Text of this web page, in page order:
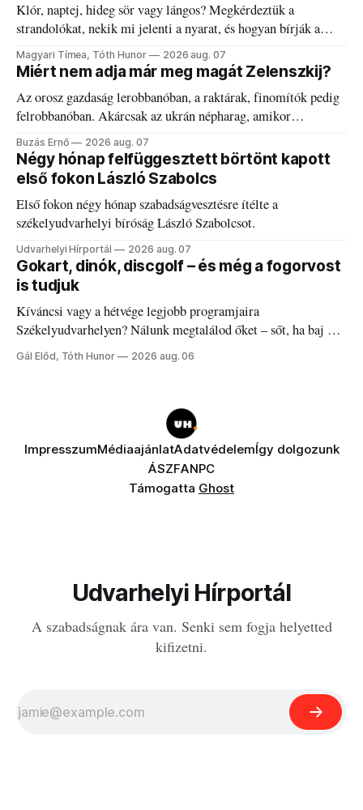
Klór, naptej, hideg sör vagy lángos? Megkérdeztük a
strandolókat, nekik mi jelenti a nyarat, és hogyan bírják a
kánikulát.
Magyari Tímea, Tóth Hunor 2026 aug. 07
Miért nem adja már meg magát Zelenszkij?
Az orosz gazdaság lerobbanóban, a raktárak, finomítók pedig
felrobbanóban. Akárcsak az ukrán népharag, amikor
elégedetlen vezetőivel.
Buzás Ernő 2026 aug. 07
Négy hónap felfüggesztett börtönt kapott
első fokon László Szabolcs
Első fokon négy hónap szabadságvesztésre ítélte a
székelyudvarhelyi bíróság László Szabolcsot.
Udvarhelyi Hírportál 2026 aug. 07
Gokart, dinók, discgolf – és még a fogorvost
is tudjuk
Kíváncsi vagy a hétvége legjobb programjaira
Székelyudvarhelyen? Nálunk megtalálod őket – sőt, ha baj van
a fogaddal, a fogorvosi ügyeletet is!
Gál Előd, Tóth Hunor 2026 aug. 06
ImpresszumMédiaajánlatAdatvédelemÍgy dolgozunk
ÁSZFANPC
Támogatta Ghost
Udvarhelyi Hírportál
A szabadságnak ára van. Senki sem fogja helyetted
kifizetni.